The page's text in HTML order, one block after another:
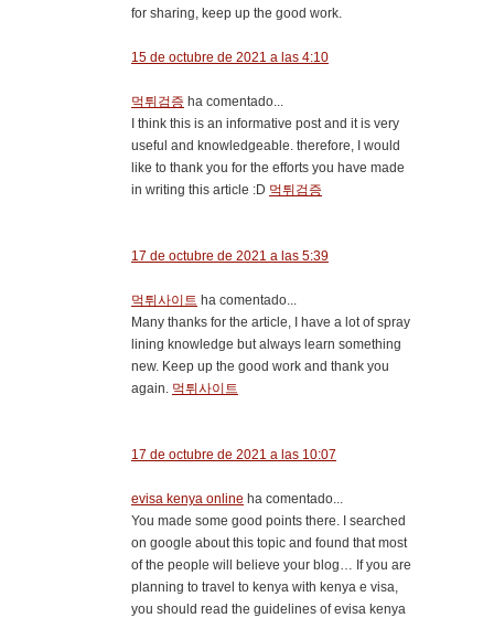
for sharing, keep up the good work.
15 de octubre de 2021 a las 4:10
먹튀검증 ha comentado...
I think this is an informative post and it is very
useful and knowledgeable. therefore, I would
like to thank you for the efforts you have made
in writing this article :D 먹튀검증
17 de octubre de 2021 a las 5:39
먹튀사이트 ha comentado...
Many thanks for the article, I have a lot of spray
lining knowledge but always learn something
new. Keep up the good work and thank you
again. 먹튀사이트
17 de octubre de 2021 a las 10:07
evisa kenya online ha comentado...
You made some good points there. I searched
on google about this topic and found that most
of the people will believe your blog… If you are
planning to travel to kenya with kenya e visa,
you should read the guidelines of evisa kenya